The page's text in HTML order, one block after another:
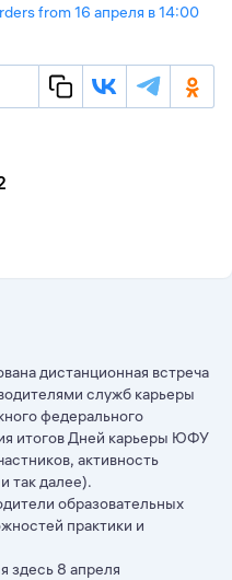
from 16 апреля в 14:00
дистанционная встреча
служб карьеры
федерального
итогов Дней карьеры ЮФУ
активность
так далее).
образовательных
практики и
здесь 8 апреля